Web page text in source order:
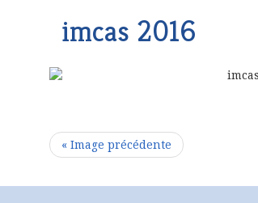
imcas 2016
« Image précédente